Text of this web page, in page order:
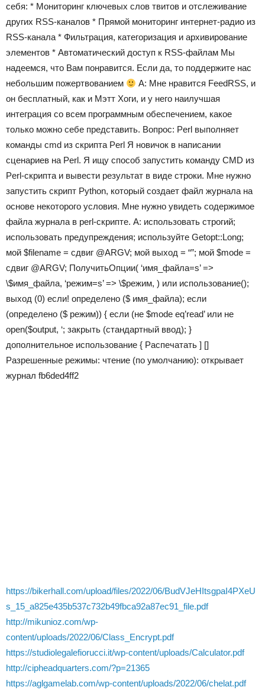
себя: * Мониторинг ключевых слов твитов и отслеживание
других RSS-каналов * Прямой мониторинг интернет-радио из
RSS-канала * Фильтрация, категоризация и архивирование
элементов * Автоматический доступ к RSS-файлам Мы
надеемся, что Вам понравится. Если да, то поддержите нас
небольшим пожертвованием
А: Мне нравится FeedRSS, и
он бесплатный, как и Мэтт Хоги, и у него наилучшая
интеграция со всем программным обеспечением, какое
только можно себе представить. Вопрос: Perl выполняет
команды cmd из скрипта Perl Я новичок в написании
сценариев на Perl. Я ищу способ запустить команду CMD из
Perl-скрипта и вывести результат в виде строки. Мне нужно
запустить скрипт Python, который создает файл журнала на
основе некоторого условия. Мне нужно увидеть содержимое
файла журнала в perl-скрипте. А: использовать строгий;
использовать предупреждения; используйте Getopt::Long;
мой $filename = сдвиг @ARGV; мой выход = “”; мой $mode =
сдвиг @ARGV; ПолучитьОпции( ‘имя_файла=s’ =>
\$имя_файла, ‘режим=s’ => \$режим, ) или использование();
выход (0) если! определено ($ имя_файла); если
(определено ($ режим)) { если (не $mode eq’read’ или не
open($output, ‘; закрыть (стандартный ввод); }
дополнительное использование { Распечатать ] []
Разрешенные режимы: чтение (по умолчанию): открывает
журнал fb6ded4ff2
https://bikerhall.com/upload/files/2022/06/BudVJeHItsgpaI4PXeU
s_15_a825e435b537c732b49fbca92a87ec91_file.pdf
http://mikunioz.com/wp-
content/uploads/2022/06/Class_Encrypt.pdf
https://studiolegalefiorucci.it/wp-content/uploads/Calculator.pdf
http://cipheadquarters.com/?p=21365
https://aglgamelab.com/wp-content/uploads/2022/06/chelat.pdf